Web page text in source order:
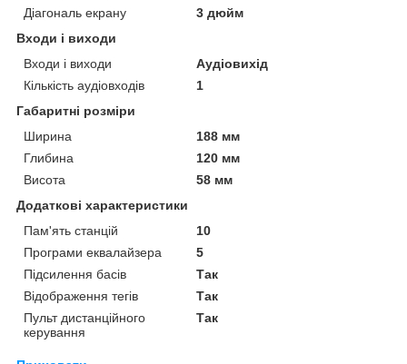
Діагональ екрану
3 дюйм
Входи і виходи
Входи і виходи
Аудіовихід
Кількість аудіовходів
1
Габаритні розміри
Ширина
188 мм
Глибина
120 мм
Висота
58 мм
Додаткові характеристики
Пам'ять станцій
10
Програми еквалайзера
5
Підсилення басів
Так
Відображення тегів
Так
Пульт дистанційного
керування
Так